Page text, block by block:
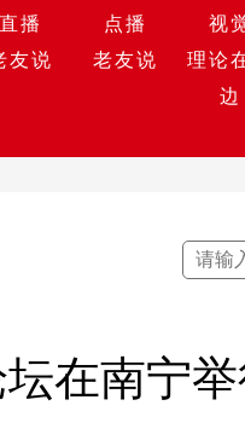
直播 点播 视
友说 老友说
理论
边
在南宁